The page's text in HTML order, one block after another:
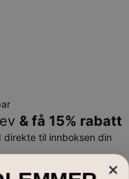
& få 15% rabatt
direkte til innboksen din